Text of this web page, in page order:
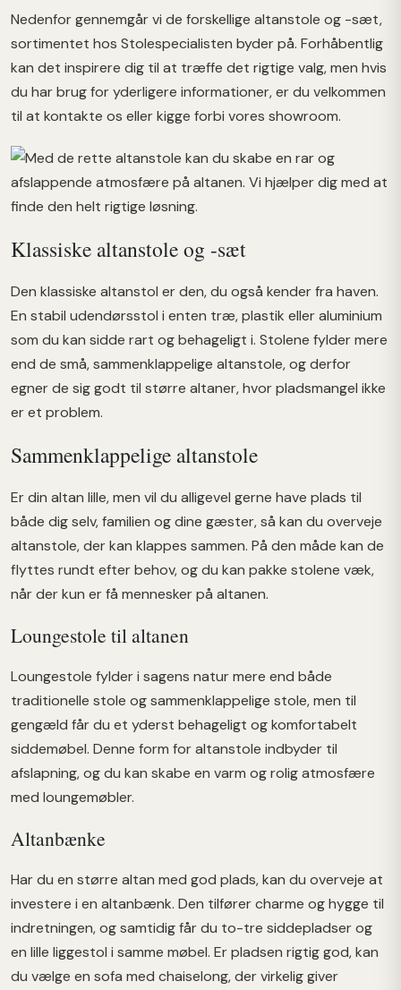
Nedenfor gennemgår vi de forskellige altanstole og -sæt,
sortimentet hos Stolespecialisten byder på. Forhåbentlig
kan det inspirere dig til at træffe det rigtige valg, men hvis
du har brug for yderligere informationer, er du velkommen
til at kontakte os eller kigge forbi vores showroom.
Klassiske altanstole og -sæt
Den klassiske altanstol er den, du også kender fra haven.
En stabil udendørsstol i enten træ, plastik eller aluminium
som du kan sidde rart og behageligt i. Stolene fylder mere
end de små, sammenklappelige altanstole, og derfor
egner de sig godt til større altaner, hvor pladsmangel ikke
er et problem.
Sammenklappelige altanstole
Er din altan lille, men vil du alligevel gerne have plads til
både dig selv, familien og dine gæster, så kan du overveje
altanstole, der kan klappes sammen. På den måde kan de
flyttes rundt efter behov, og du kan pakke stolene væk,
når der kun er få mennesker på altanen.
Loungestole til altanen
Loungestole fylder i sagens natur mere end både
traditionelle stole og sammenklappelige stole, men til
gengæld får du et yderst behageligt og komfortabelt
siddemøbel. Denne form for altanstole indbyder til
afslapning, og du kan skabe en varm og rolig atmosfære
med loungemøbler.
Altanbænke
Har du en større altan med god plads, kan du overveje at
investere i en altanbænk. Den tilfører charme og hygge til
indretningen, og samtidig får du to-tre siddepladser og
en lille liggestol i samme møbel. Er pladsen rigtig god, kan
du vælge en sofa med chaiselong, der virkelig giver